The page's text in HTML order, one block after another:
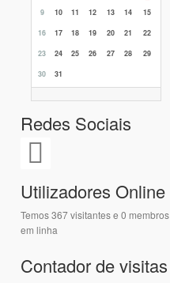
9
10 11 12 13 14
15
16
17 18 19 20 21
22
23
24 25 26 27 28
29
30
31
Redes Sociais
Utilizadores Online
Temos 367 visitantes e 0 membros
em linha
Contador de visitas